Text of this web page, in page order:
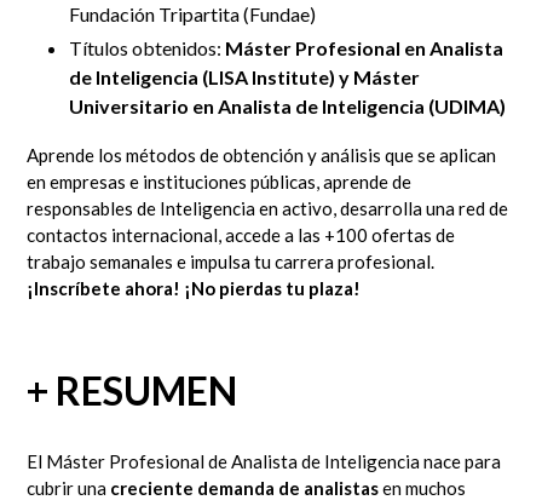
Fundación Tripartita (Fundae)
Títulos obtenidos: Máster Profesional en Analista
de Inteligencia (LISA Institute) y Máster
Universitario en Analista de Inteligencia (UDIMA)
Aprende los métodos de obtención y análisis que se aplican
en empresas e instituciones públicas, aprende de
responsables de Inteligencia en activo, desarrolla una red de
contactos internacional, accede a las +100 ofertas de
trabajo semanales e impulsa tu carrera profesional.
¡Inscríbete ahora! ¡No pierdas tu plaza!
+ RESUMEN
El Máster Profesional de Analista de Inteligencia nace para
cubrir una creciente demanda de analistasen muchos